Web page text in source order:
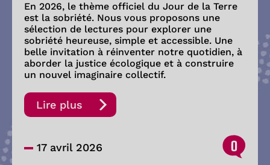
En 2026, le thème officiel du Jour de la Terre
est la sobriété. Nous vous proposons une
sélection de lectures pour explorer une
sobriété heureuse, simple et accessible. Une
belle invitation à réinventer notre quotidien, à
aborder la justice écologique et à construire
un nouvel imaginaire collectif.
Lire plus
17 avril 2026 0